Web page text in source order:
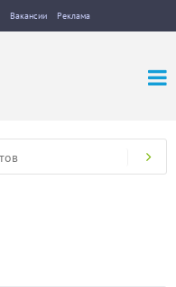
Вакансии Реклама